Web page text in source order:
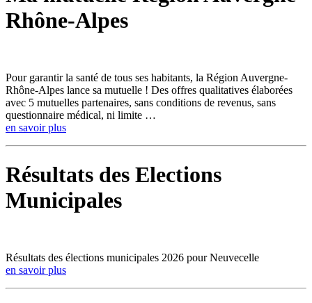
Rhône-Alpes
Pour garantir la santé de tous ses habitants, la Région Auvergne-
Rhône-Alpes lance sa mutuelle ! Des offres qualitatives élaborées
avec 5 mutuelles partenaires, sans conditions de revenus, sans
questionnaire médical, ni limite …
en savoir plus
Résultats des Elections
Municipales
Résultats des élections municipales 2026 pour Neuvecelle
en savoir plus